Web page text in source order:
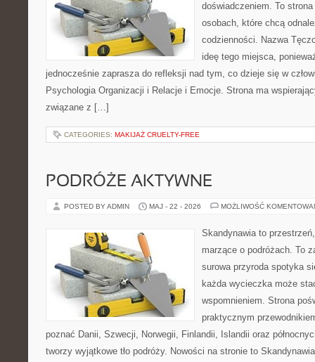
doświadczeniem. To
osobach, które chcą
codzienności. Nazwa
ideę tego miejsca,
jednocześnie zaprasza do refleksji nad tym, co dzieje się w
Psychologia Organizacji i Relacje i Emocje. Strona ma
związane z […]
CATEGORIES: MAKIJAŻ CRUELTY-FREE
PODRÓŻE AKTYWNE
POSTED BY ADMIN MAJ - 22 - 2026 MOŻLIWOŚĆ
Skandynawia to
marzące o podróżach. To
surowa przyroda spotyka
każda wycieczka może
wspomnieniem. Strona
praktycznym
poznać Danii, Szwecji, Norwegii, Finlandii, Islandii oraz
tworzy wyjątkowe tło podróży. Nowości na stronie to